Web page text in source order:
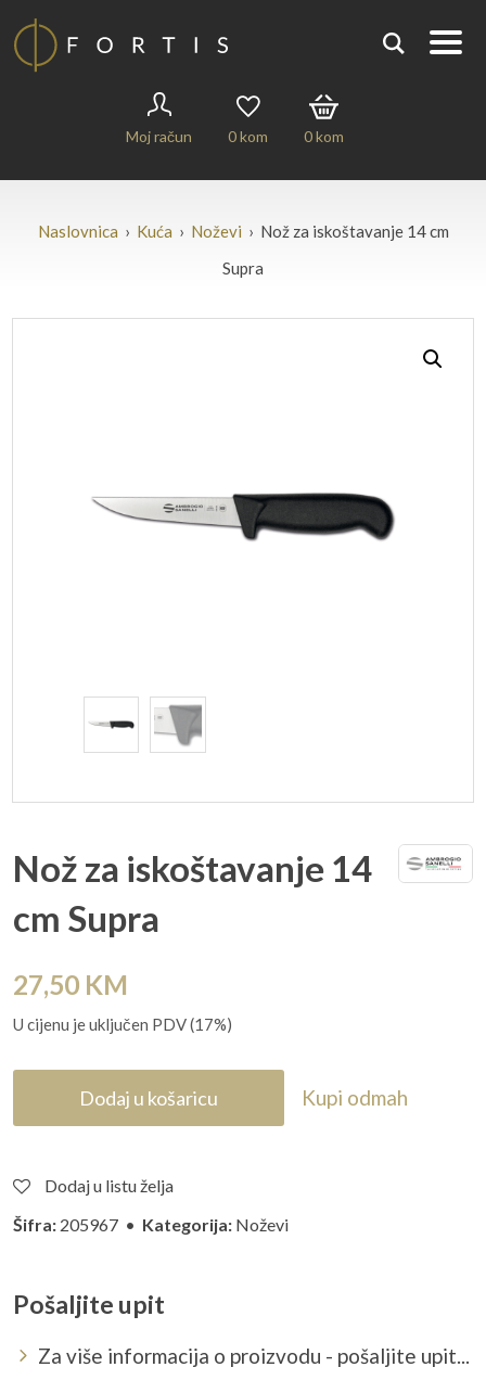
Moj račun 0kom 0kom
Naslovnica › Kuća › Noževi › Nož za iskoštavanje 14 cm
Supra
Nož za iskoštavanje 14
cm Supra
27,50 KM
U cijenu je uključen PDV (17%)
Dodaj u košaricu Kupi odmah
Dodaj u listu želja
Šifra: 205967 • Kategorija: Noževi
Pošaljite upit
Za više informacija o proizvodu - pošaljite upit...